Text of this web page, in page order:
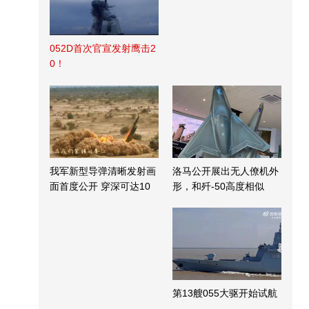
052D首次官宣发射鹰击2
0！
我军新型导弹清晰发射画
面首度公开 穿深可达10
洛马公开展出无人僚机外
形，和歼-50高度相似
第13艘055大驱开始试航